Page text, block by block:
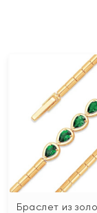
Браслет из